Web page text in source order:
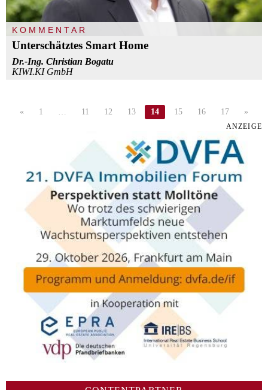
KOMMENTAR
Unterschätztes Smart Home
Dr.-Ing. Christian Bogatu
KIWI.KI GmbH
« 1 11 12 13 14 15 16 17 »
ANZEIGE